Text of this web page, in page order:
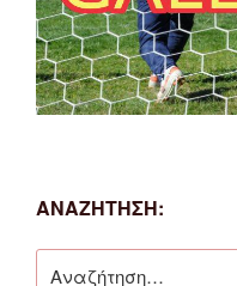
ΑΝΑΖΗΤΗΣΗ: